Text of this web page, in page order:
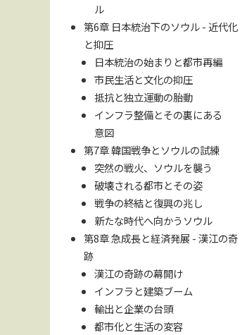
ル
第6章 日本統治下のソウル - 近代化
と抑圧
日本統治の始まりと都市再編
市民生活と文化の抑圧
抵抗と独立運動の胎動
インフラ整備とその裏にある
意図
第7章 韓国戦争とソウルの試練
突然の戦火、ソウルを襲う
破壊される都市とその姿
戦争の終結と復興の兆し
新たな時代へ向かうソウル
第8章 急成長と経済発展 - 漢江の奇
跡
漢江の奇跡の幕開け
インフラと建築ブーム
輸出と企業の台頭
都市化と生活の変容